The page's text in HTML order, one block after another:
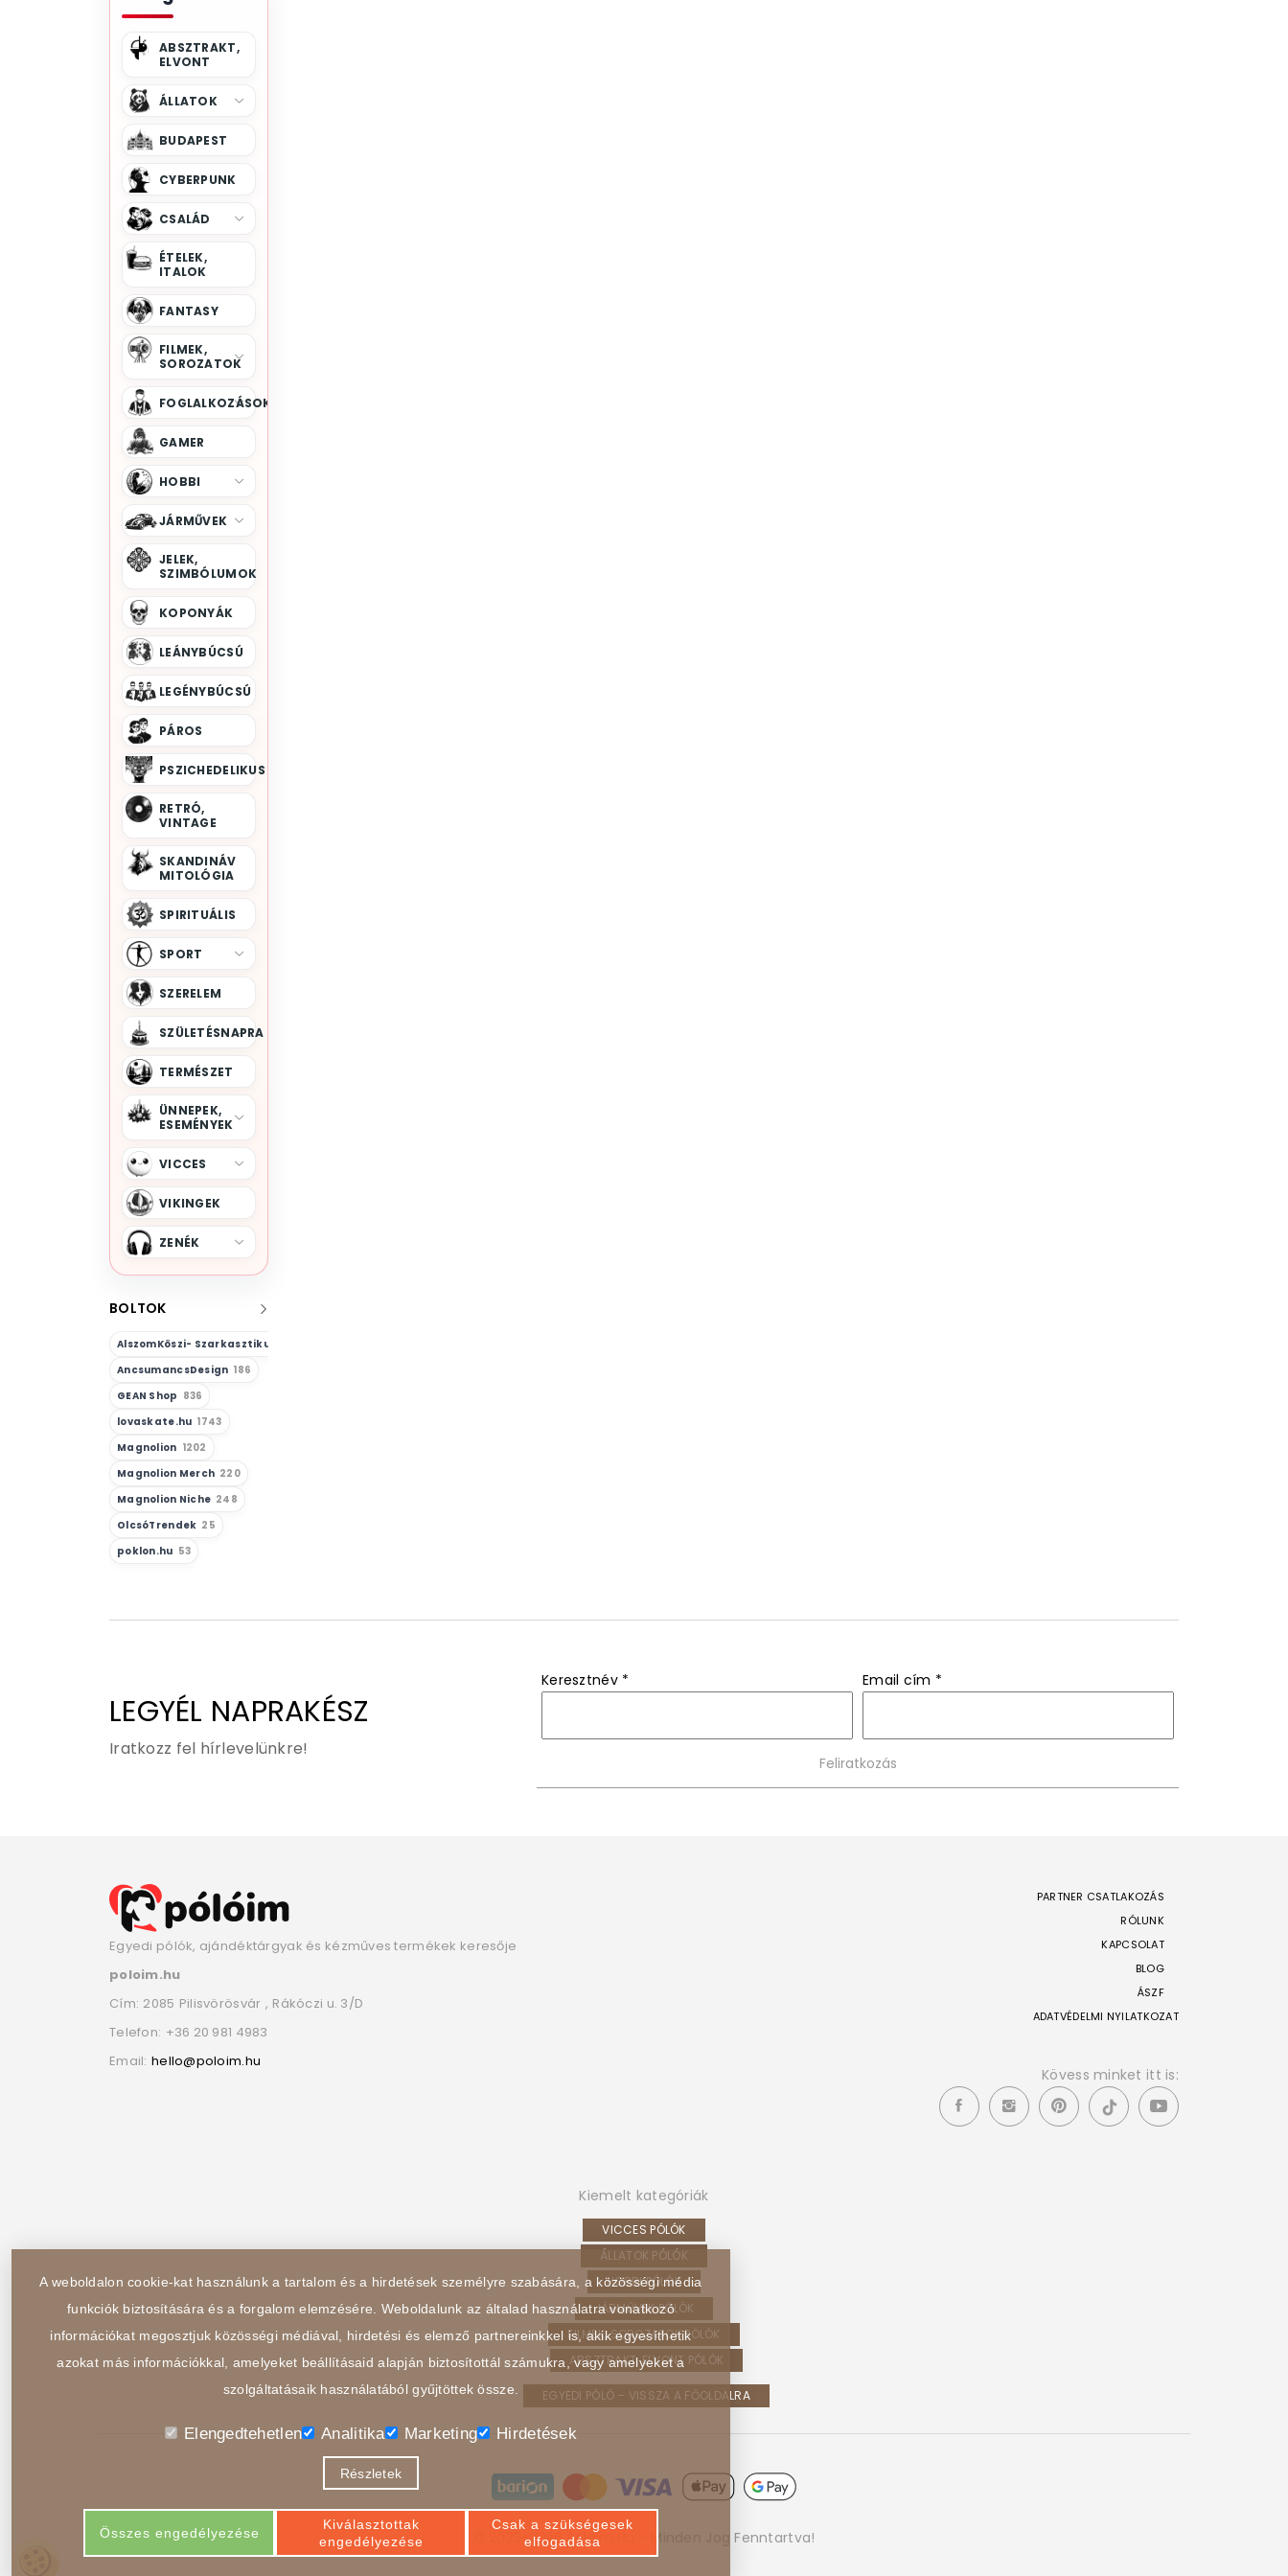
ABSZTRAKT,
ELVONT
ÁLLATOK
BUDAPEST
CYBERPUNK
CSALÁD
ÉTELEK,
ITALOK
FANTASY
FILMEK,
SOROZATOK
FOGLALKOZÁSOK
GAMER
HOBBI
JÁRMŰVEK
JELEK,
SZIMBÓLUMOK
KOPONYÁK
LEÁNYBÚCSÚ
LEGÉNYBÚCSÚ
PÁROS
PSZICHEDELIKUS
RETRÓ,
VINTAGE
SKANDINÁV
MITOLÓGIA
SPIRITUÁLIS
SPORT
SZERELEM
SZÜLETÉSNAPRA
TERMÉSZET
ÜNNEPEK,
ESEMÉNYEK
VICCES
VIKINGEK
ZENÉK
BOLTOK
AlszomKöszi- Szarkasztikus-Vicces-Önazonos
AncsumancsDesign 186
GEAN Shop 836
lovaskate.hu 1743
Magnolion 1202
Magnolion Merch 220
Magnolion Niche 248
OlcsóTrendek 25
poklon.hu 53
LEGYÉL NAPRAKÉSZ
Iratkozz fel hírlevelünkre!
Keresztnév * Email cím *
Egyedi pólók, ajándéktárgyak és kézműves termékek keresője
poloim.hu
Cím: 2085 Pilisvörösvár , Rákóczi u. 3/D
Telefon: +36 20 981 4983
Email: hello@poloim.hu
PARTNER CSATLAKOZÁS
RÓLUNK
KAPCSOLAT
BLOG
ÁSZF
ADATVÉDELMI NYILATKOZAT
Kövess minket itt is:
Kiemelt kategóriák
VICCES PÓLÓK
ÁLLATOK PÓLÓK
HOBBI PÓLÓK
JÁRMŰVEK PÓLÓK
FILMEK, SOROZATOK PÓLÓK
ABSZTRAKT, ELVONT PÓLÓK
EGYEDI PÓLÓ – VISSZA A FŐOLDALRA
© 2025-2026 Poloim.hu - Minden Jog Fenntartva!
A weboldalon cookie-kat használunk a tartalom és a hirdetések személyre szabására, a közösségi média
funkciók biztosítására és a forgalom elemzésére. Weboldalunk az általad használatra vonatkozó
információkat megosztjuk közösségi médiával, hirdetési és elemző partnereinkkel is, akik egyesíthetik
azokat más információkkal, amelyeket beállításaid alapján biztosítottál számukra, vagy amelyeket a
szolgáltatásaik használatából gyűjtöttek össze.
Elengedtehetlen Analitika Marketing Hirdetések
Részletek
Összes engedélyezése
Kiválasztottak
engedélyezése
Csak a szükségesek
elfogadása